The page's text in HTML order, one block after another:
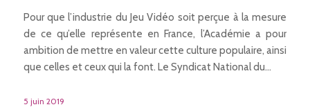
Pour que l’industrie du Jeu Vidéo soit perçue à la mesure
de ce qu’elle représente en France, l’Académie a pour
ambition de mettre en valeur cette culture populaire, ainsi
que celles et ceux qui la font. Le Syndicat National du…
5 juin 2019